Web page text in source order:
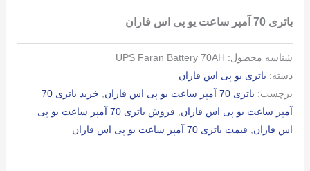
باتری 70 آمپر ساعت یو پی اس فاران
شناسه محصول: UPS Faran Battery 70AH
دسته: باتری یو پی اس فاران
برچسب: باتری 70 آمپر ساعت یو پی اس فاران
خرید باتری 70
آمپر ساعت یو پی اس فاران
فروش باتری 70 آمپر ساعت یو پی
اس فاران
قیمت باتری 70 آمپر ساعت یو پی اس فاران